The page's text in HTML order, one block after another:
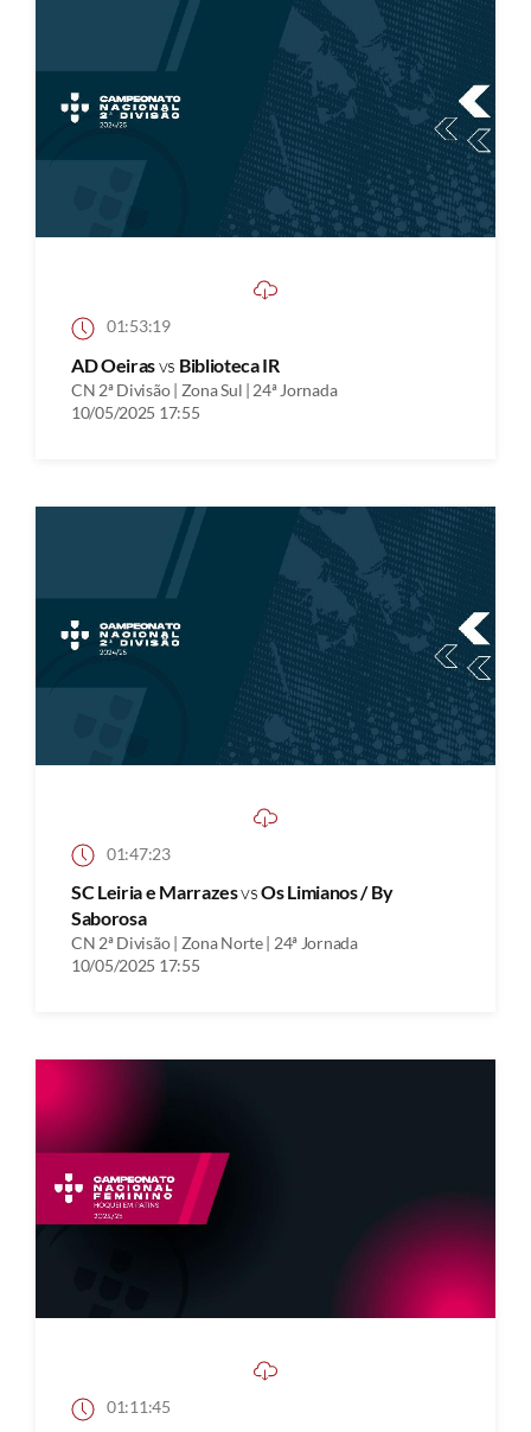
01:53:19
AD Oeirasvs Biblioteca IR
CN 2ª Divisão | Zona Sul | 24ª Jornada
10/05/2025 17:55
01:47:23
SC Leiria e MarrazesvsOs Limianos / By
Saborosa
CN 2ª Divisão | Zona Norte | 24ª Jornada
10/05/2025 17:55
01:11:45